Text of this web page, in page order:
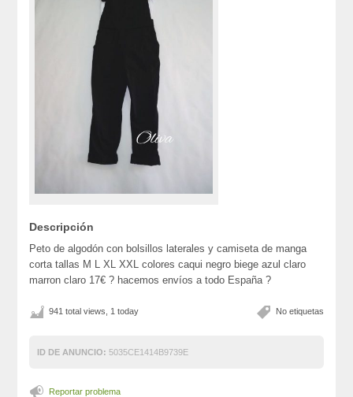
Descripción
Peto de algodón con bolsillos laterales y camiseta de manga
corta tallas M L XL XXL colores caqui negro biege azul claro
marron claro 17€ ? hacemos envíos a todo España ?
No etiquetas
941 total views, 1 today
ID DE ANUNCIO: 5035CE1414B9739E
Reportar problema